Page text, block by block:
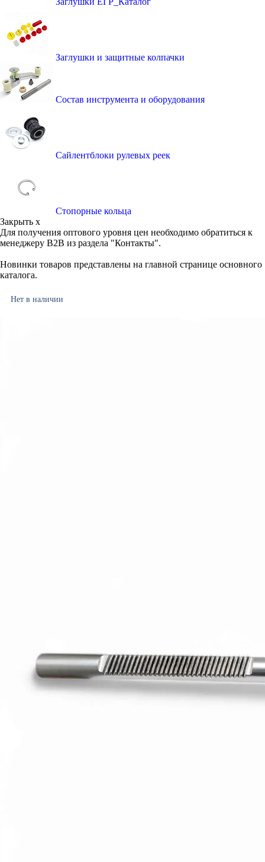
Заглушки и защитные колпачки
Состав инструмента и оборудования
Сайлентблоки рулевых реек
Стопорные кольца
Закрыть x
Для получения оптового уровня цен необходимо обратиться к
менеджеру B2B из раздела "Контакты".
Новинки товаров представлены на главной странице основного
каталога.
Нет в наличии